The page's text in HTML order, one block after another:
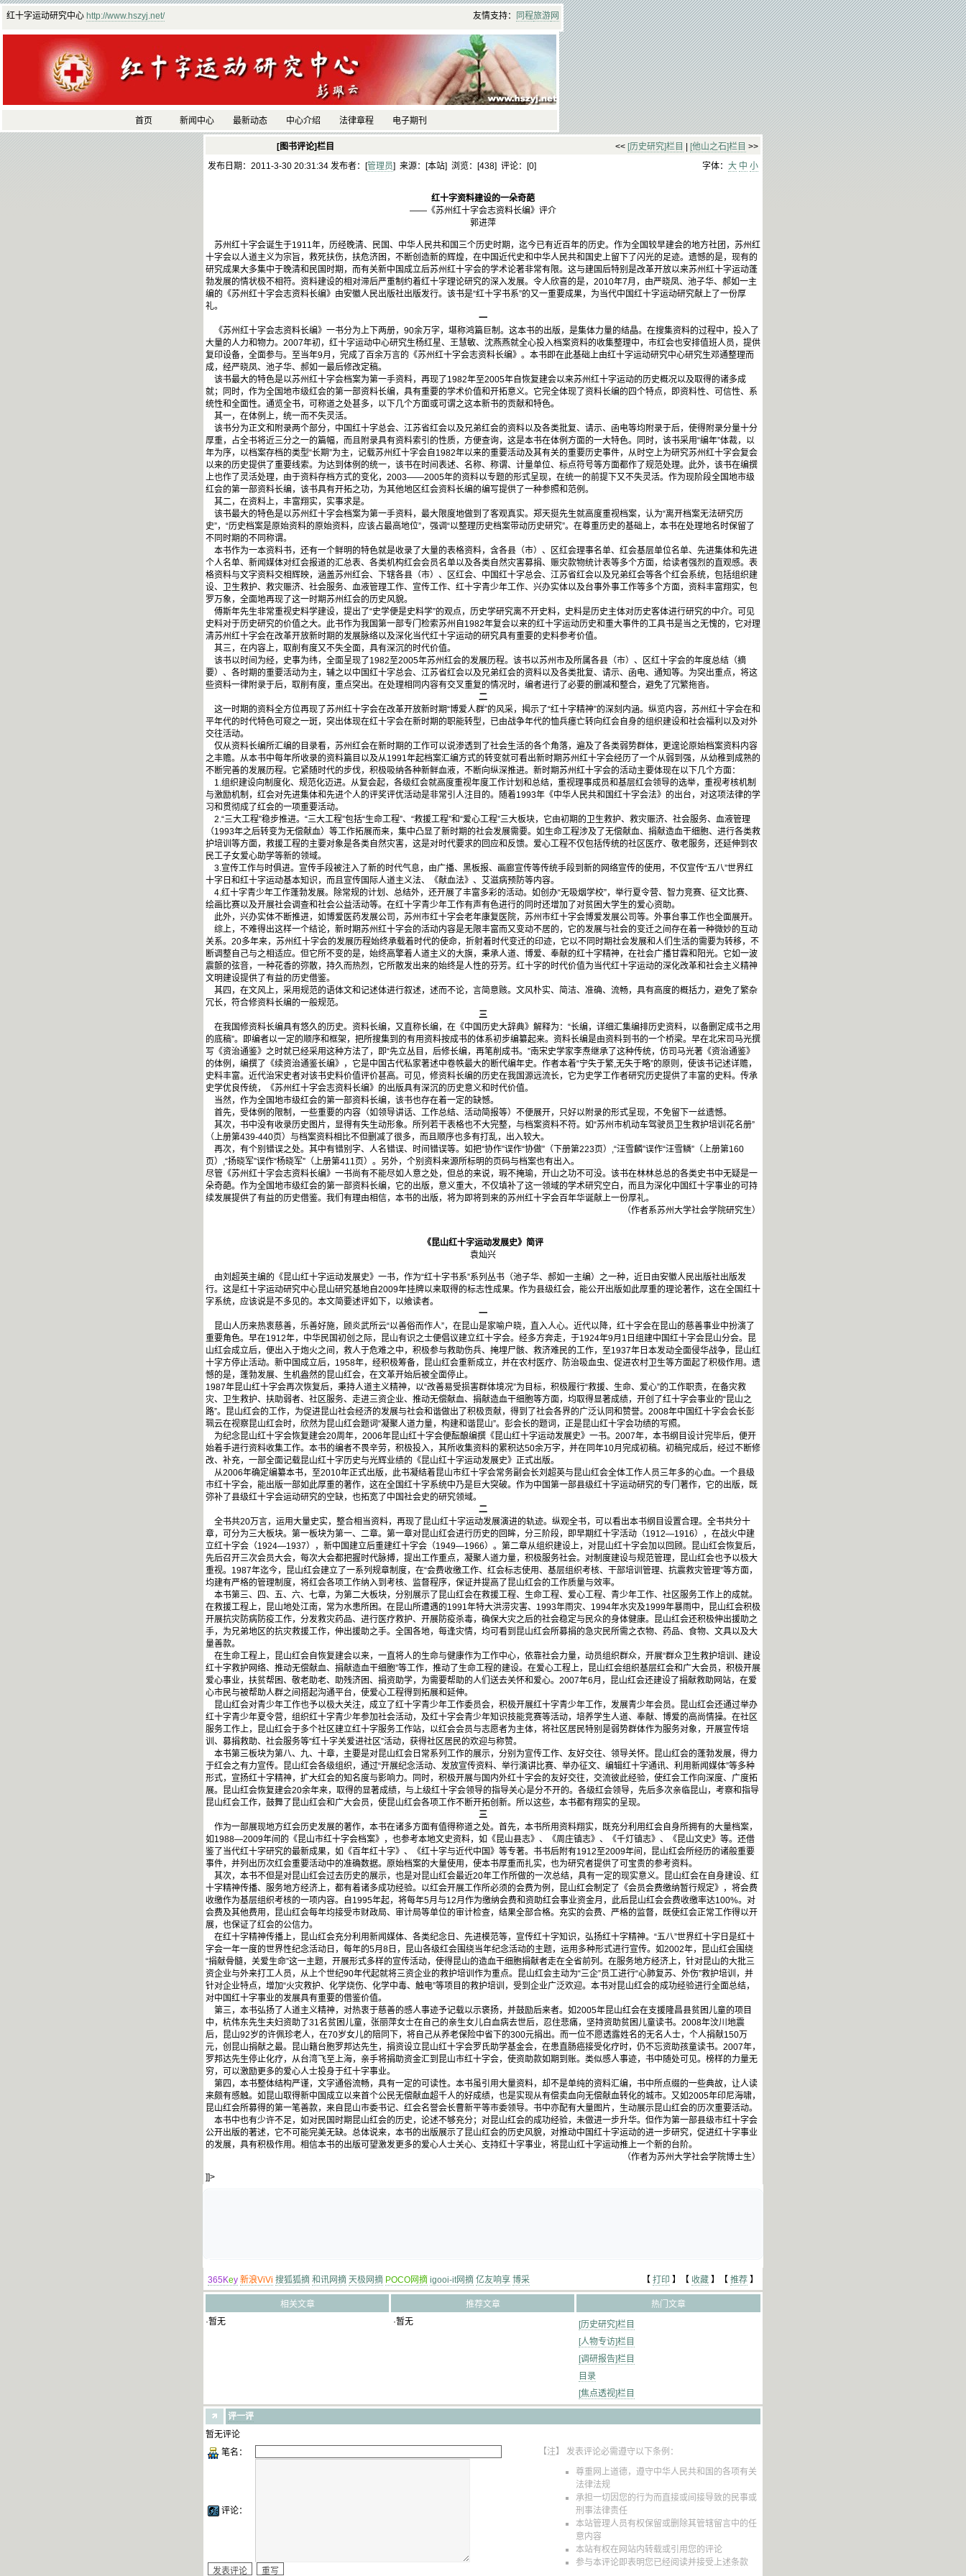
红十字运动研究中心 http://www.hszyj.net/ 友情支持： 同程旅游网
首页 新闻中心 最新动态 中心介绍 法律章程 电子期刊
[图书评论]栏目 << [历史研究]栏目 [他山之石]栏目 >>
发布日期：2011-3-30 20:31:34 发布者：[管理员] 来源：[本站] 浏览：[438] 评论：[0] 字体： 大 中 小
红十字资料建设的一朵奇葩
——《苏州红十字会志资料长编》评介
郭进萍
苏州红十字会诞生于1911年，历经晚清、民国、中华人民共和国三个历史时期，迄今已有近百年的历史。作为全国较早建会的地方社团，苏州红
十字会以人道主义为宗旨，救死扶伤，扶危济困，不断创造新的辉煌，在中国近代史和中华人民共和国史上留下了闪光的足迹。遗憾的是，现有的
研究成果大多集中于晚清和民国时期，而有关新中国成立后苏州红十字会的学术论著非常有限。这与建国后特别是改革开放以来苏州红十字运动蓬
勃发展的情状极不相符。资料建设的相对滞后严重制约着红十字理论研究的深入发展。令人欣喜的是，2010年7月，由严晓凤、池子华、郝如一主
编的《苏州红十字会志资料长编》由安徽人民出版社出版发行。该书是“红十字书系”的又一重要成果，为当代中国红十字运动研究献上了一份厚
礼。
一
《苏州红十字会志资料长编》一书分为上下两册，90余万字，堪称鸿篇巨制。这本书的出版，是集体力量的结晶。在搜集资料的过程中，投入了
大量的人力和物力。2007年初，红十字运动中心研究生杨红星、王慧敏、沈燕燕就全心投入档案资料的收集整理中，市红会也安排值班人员，提供
复印设备，全面参与。至当年9月，完成了百余万言的《苏州红十字会志资料长编》。本书即在此基础上由红十字运动研究中心研究生邓通整理而
成，经严晓凤、池子华、郝如一最后修改定稿。
该书最大的特色是以苏州红十字会档案为第一手资料，再现了1982年至2005年自恢复建会以来苏州红十字运动的历史概况以及取得的诸多成
就；同时，作为全国地市级红会的第一部资料长编，具有重要的学术价值和开拓意义。它完全体现了资料长编的四个特点，即资料性、可信性、系
统性和全面性。通览全书，可称道之处甚多，以下几个方面或可谓之这本新书的贡献和特色。
其一，在体例上，统一而不失灵活。
该书分为正文和附录两个部分，中国红十字总会、江苏省红会以及兄弟红会的资料以及各类批复、请示、函电等均附录于后，使得附录分量十分
厚重，占全书将近三分之一的篇幅，而且附录具有资料索引的性质，方便查询，这是本书在体例方面的一大特色。同时，该书采用“编年”体裁，以
年为序，以档案存档的类型“长期”为主，记载苏州红十字会自1982年以来的重要活动及其有关的重要历史事件，从时空上为研究苏州红十字会复会
以来的历史提供了重要线索。为达到体例的统一，该书在时间表述、名称、称谓、计量单位、标点符号等方面都作了规范处理。此外，该书在编撰
上也作了灵活处理，由于资料存档方式的变化，2003——2005年的资料以专题的形式呈现，在统一的前提下又不失灵活。作为现阶段全国地市级
红会的第一部资料长编，该书具有开拓之功，为其他地区红会资料长编的编写提供了一种参照和范例。
其二，在资料上，丰富翔实，实事求是。
该书最大的特色是以苏州红十字会档案为第一手资料，最大限度地做到了客观真实。郑天挺先生就高度重视档案，认为“离开档案无法研究历
史”，“历史档案是原始资料的原始资料，应该占最高地位”，强调“以整理历史档案带动历史研究”。在尊重历史的基础上，本书在处理地名时保留了
不同时期的不同称谓。
本书作为一本资料书，还有一个鲜明的特色就是收录了大量的表格资料，含各县（市）、区红会理事名单、红会基层单位名单、先进集体和先进
个人名单、新闻媒体对红会报道的汇总表、各类机构红会会员名单以及各类自然灾害募捐、赈灾款物统计表等多个方面，给读者强烈的直观感。表
格资料与文字资料交相辉映，涵盖苏州红会、下辖各县（市）、区红会、中国红十字总会、江苏省红会以及兄弟红会等各个红会系统，包括组织建
设、卫生救护、救灾赈济、社会服务、血液管理工作、宣传工作、红十字青少年工作、兴办实体以及台事外事工作等多个方面，资料丰富翔实，包
罗万象，全面地再现了这一时期苏州红会的历史风貌。
傅斯年先生非常重视史料学建设，提出了“史学便是史料学”的观点，历史学研究离不开史料，史料是历史主体对历史客体进行研究的中介。可见
史料对于历史研究的价值之大。此书作为我国第一部专门检索苏州自1982年复会以来的红十字运动历史和重大事件的工具书是当之无愧的，它对理
清苏州红十字会在改革开放新时期的发展脉络以及深化当代红十字运动的研究具有重要的史料参考价值。
其三，在内容上，取削有度又不失全面，具有深沉的时代价值。
该书以时间为经，史事为纬，全面呈现了1982至2005年苏州红会的发展历程。该书以苏州市及所属各县（市）、区红十字会的年度总结（摘
要）、各时期的重要活动为主，辅之以中国红十字总会、江苏省红会以及兄弟红会的资料以及各类批复、请示、函电、通知等。为突出重点，将这
些资料一律附录于后，取削有度，重点突出。在处理相同内容有交叉重复的情况时，编者进行了必要的删减和整合，避免了冗繁拖沓。
二
这一时期的资料全方位再现了苏州红十字会在改革开放新时期“博爱人群”的风采，揭示了“红十字精神”的深刻内涵。纵览内容，苏州红十字会在和
平年代的时代特色可窥之一斑，突出体现在红十字会在新时期的职能转型，已由战争年代的恤兵瘗亡转向红会自身的组织建设和社会福利以及对外
交往活动。
仅从资料长编所汇编的目录看，苏州红会在新时期的工作可以说渗透到了社会生活的各个角落，遍及了各类弱势群体，更遑论原始档案资料内容
之丰赡。从本书中每年所收录的资料篇目以及从1991年起档案汇编方式的转变就可看出新时期苏州红十字会经历了一个从弱到强，从幼稚到成熟的
不断完善的发展历程。它紧随时代的步伐，积极吸纳各种新鲜血液，不断向纵深推进。新时期苏州红十字会的活动主要体现在以下几个方面：
1.组织建设向制度化、规范化迈进。从复会起，各级红会就高度重视年度工作计划和总结，重视理事成员和基层红会领导的选举，重视考核机制
与激励机制，红会对先进集体和先进个人的评奖评优活动是非常引人注目的。随着1993年《中华人民共和国红十字会法》的出台，对这项法律的学
习和贯彻成了红会的一项重要活动。
2.“三大工程”稳步推进。“三大工程”包括“生命工程”、“救援工程”和“爱心工程”三大板块，它由初期的卫生救护、救灾赈济、社会服务、血液管理
（1993年之后转变为无偿献血）等工作拓展而来，集中凸显了新时期的社会发展需要。如生命工程涉及了无偿献血、捐献造血干细胞、进行各类救
护培训等方面，救援工程的主要对象是各类自然灾害，这是对时代要求的回应和反馈。爱心工程不仅包括传统的社区医疗、敬老服务，还延伸到农
民工子女爱心助学等新的领域。
3.宣传工作与时俱进。宣传手段被注入了新的时代气息，由广播、黑板报、画廊宣传等传统手段到新的网络宣传的使用，不仅宣传“五八”世界红
十字日和红十字运动基本知识，而且宣传国际人道主义法、《献血法》、艾滋病预防等内容。
4.红十字青少年工作蓬勃发展。除常规的计划、总结外，还开展了丰富多彩的活动。如创办“无吸烟学校”，举行夏令营、智力竞赛、征文比赛、
绘画比赛以及开展社会调查和社会公益活动等。在红十字青少年工作有声有色进行的同时还增加了对贫困大学生的爱心资助。
此外，兴办实体不断推进，如博爱医药发展公司，苏州市红十字会老年康复医院，苏州市红十字会博爱发展公司等。外事台事工作也全面展开。
综上，不难得出这样一个结论，新时期苏州红十字会的活动内容是无限丰富而又变动不居的，它的发展与社会的变迁之间存在着一种微妙的互动
关系。20多年来，苏州红十字会的发展历程始终承载着时代的使命，折射着时代变迁的印迹，它以不同时期社会发展和人们生活的需要为转移，不
断调整自己与之相适应。但它所不变的是，始终高擎着人道主义的大旗，秉承人道、博爱、奉献的红十字精神，在社会广播甘霖和阳光。它如一波
震颤的弦音，一种花香的弥散，持久而热烈，它所散发出来的始终是人性的芬芳。红十字的时代价值为当代红十字运动的深化改革和社会主义精神
文明建设提供了有益的历史借鉴。
其四，在文风上，采用规范的语体文和记述体进行叙述，述而不论，言简意赅。文风朴实、简洁、准确、流畅，具有高度的概括力，避免了繁杂
冗长，符合修资料长编的一般规范。
三
在我国修资料长编具有悠久的历史。资料长编，又直称长编，在《中国历史大辞典》解释为：“长编，详细汇集编排历史资料，以备删定成书之用
的底稿”。即编者以一定的顺序和框架，把所搜集到的有用资料按成书的体系初步编纂起来。资料长编是由资料到书的一个桥梁。早在北宋司马光撰
写《资治通鉴》之时就已经采用这种方法了，即“先立丛目，后修长编，再笔削成书。”南宋史学家李焘继承了这种传统，仿司马光著《资治通鉴》
的体例，编撰了《续资治通鉴长编》，它是中国古代私家著述中卷帙最大的断代编年史。作者本着“宁失于繁,无失于略”的原则，使该书记述详赡，
史料丰富。近代治宋史者对该书史料价值评价甚高。可见，修资料长编的历史在我国源远流长，它为史学工作者研究历史提供了丰富的史料。传承
史学优良传统，《苏州红十字会志资料长编》的出版具有深沉的历史意义和时代价值。
当然，作为全国地市级红会的第一部资料长编，该书也存在着一定的缺憾。
首先，受体例的限制，一些重要的内容（如领导讲话、工作总结、活动简报等）不便展开，只好以附录的形式呈现，不免留下一丝遗憾。
其次，书中没有收录历史图片，显得有失生动形象。所列若干表格也不大完整，与档案资料不符。如“苏州市机动车驾驶员卫生救护培训花名册”
（上册第439-440页）与档案资料相比不但删减了很多，而且顺序也多有打乱，出入较大。
再次，有个别错误之处。其中有错别字、人名错误、时间错误等。如把“协作”误作“协做”（下册第223页）,“汪雪麟”误作“汪雪鳞”（上册第160
页）,“扬晓军”误作“杨晓军”（上册第411页）。另外，个别资料来源所标明的页码与档案也有出入。
尽管《苏州红十字会志资料长编》一书尚有不能尽如人意之处，但总的来说，瑕不掩瑜，开山之功不可没。该书在林林总总的各类史书中无疑是一
朵奇葩。作为全国地市级红会的第一部资料长编，它的出版，意义重大，不仅填补了这一领域的学术研究空白，而且为深化中国红十字事业的可持
续发展提供了有益的历史借鉴。我们有理由相信，本书的出版，将为即将到来的苏州红十字会百年华诞献上一份厚礼。
（作者系苏州大学社会学院研究生）
《昆山红十字运动发展史》简评
袁灿兴
由刘超英主编的《昆山红十字运动发展史》一书，作为“红十字书系”系列丛书（池子华、郝如一主编）之一种，近日由安徽人民出版社出版发
行。这是红十字运动研究中心昆山研究基地自2009年挂牌以来取得的标志性成果。作为县级红会，能公开出版如此厚重的理论著作，这在全国红十
字系统，应该说是不多见的。本文简要述评如下，以飨读者。
一
昆山人历来热衷慈善，乐善好施，顾炎武所云“以善俗而作人”，在昆山是家喻户晓，直入人心。近代以降，红十字会在昆山的慈善事业中扮演了
重要角色。早在1912年，中华民国初创之际，昆山有识之士便倡议建立红十字会。经多方奔走，于1924年9月1日组建中国红十字会昆山分会。昆
山红会成立后，便出入于炮火之间，救人于危难之中，积极参与救助伤兵、掩埋尸骸、救济难民的工作，至1937年日本发动全面侵华战争，昆山红
十字方停止活动。新中国成立后，1958年，经积极筹备，昆山红会重新成立，并在农村医疗、防治吸血虫、促进农村卫生等方面起了积极作用。遗
憾的是，蓬勃发展、生机盎然的昆山红会，在文革开始后被全面停止。
1987年昆山红十字会再次恢复后，秉持人道主义精神，以“改善易受损害群体境况”为目标，积极履行“救援、生命、爱心”的工作职责，在备灾救
灾、卫生救护、扶助弱者、社区服务、走进三资企业、推动无偿献血、捐献造血干细胞等方面，均取得显著成绩，开创了红十字会事业的“昆山之
路”。昆山红会的工作，为促进昆山社会经济的发展与社会和谐做出了积极贡献，得到了社会各界的广泛认同和赞誉。2008年中国红十字会会长彭
珮云在视察昆山红会时，欣然为昆山红会题词“凝聚人道力量，构建和谐昆山”。彭会长的题词，正是昆山红十字会功绩的写照。
为纪念昆山红十字会恢复建会20周年，2006年昆山红十字会便酝酿编撰《昆山红十字运动发展史》一书。2007年，本书纲目设计完毕后，便开
始着手进行资料收集工作。本书的编者不畏辛劳，积极投入，其所收集资料的累积达50余万字，并在同年10月完成初稿。初稿完成后，经过不断修
改、补充，一部全面记载昆山红十字历史与光辉业绩的《昆山红十字运动发展史》正式出版。
从2006年确定编纂本书，至2010年正式出版，此书凝结着昆山市红十字会常务副会长刘超英与昆山红会全体工作人员三年多的心血。一个县级
市红十字会，能出版一部如此厚重的著作，这在全国红十字系统中乃是巨大突破。作为中国第一部县级红十字运动研究的专门著作，它的出版，既
弥补了县级红十字会运动研究的空缺，也拓宽了中国社会史的研究领域。
二
全书共20万言，运用大量史实，整合相当资料，再现了昆山红十字运动发展演进的轨迹。纵观全书，可以看出本书纲目设置合理。全书共分十
章，可分为三大板块。第一板块为第一、二章。第一章对昆山红会进行历史的回眸，分三阶段，即早期红十字活动（1912—1916），在战火中建
立红十字会（1924—1937），新中国建立后重建红十字会（1949—1966）。第二章从组织建设上，对昆山红十字会加以回顾。昆山红会恢复后，
先后召开三次会员大会，每次大会都把握时代脉搏，提出工作重点，凝聚人道力量，积极服务社会。对制度建设与规范管理，昆山红会也予以极大
重视。1987年迄今，昆山红会建立了一系列规章制度，在“会费收缴工作、红会标志使用、基层组织考核、干部培训管理、抗震救灾管理”等方面，
均建有严格的管理制度，将红会各项工作纳入到考核、监督程序，保证并提高了昆山红会的工作质量与效率。
本书第三、四、五、六、七章，为第二大板块，分别展示了昆山红会在救援工程、生命工程、爱心工程、青少年工作、社区服务工作上的成就。
在救援工程上，昆山地处江南，常为水患所困。在昆山所遭遇的1991年特大洪涝灾害、1993年雨灾、1994年水灾及1999年暴雨中，昆山红会积极
开展抗灾防病防疫工作，分发救灾药品、进行医疗救护、开展防疫杀毒，确保大灾之后的社会稳定与民众的身体健康。昆山红会还积极伸出援助之
手，为兄弟地区的抗灾救援工作，伸出援助之手。全国各地，每逢灾情，均可看到昆山红会所募捐的急灾民所需之衣物、药品、食物、文具以及大
量善款。
在生命工程上，昆山红会自恢复建会以来，一直将人的生命与健康作为工作中心，依靠社会力量，动员组织群众，开展“群众卫生救护培训、建设
红十字救护网络、推动无偿献血、捐献造血干细胞”等工作，推动了生命工程的建设。在爱心工程上，昆山红会组织基层红会和广大会员，积极开展
爱心事业，扶贫帮困、敬老助老、助残济困、捐资助学，为需要帮助的人们送去关怀和爱心。2007年6月，昆山红会还建设了捐献救助网站，在爱
心市民与被帮助人群之间搭起沟通平台，使爱心工程得到拓展和延伸。
昆山红会对青少年工作也予以极大关注，成立了红十字青少年工作委员会，积极开展红十字青少年工作，发展青少年会员。昆山红会还通过举办
红十字青少年夏令营，组织红十字青少年参加社会活动，及红十字会青少年知识技能竞赛等活动，培养学生人道、奉献、博爱的高尚情操。在社区
服务工作上，昆山红会于多个社区建立红十字服务工作站，以红会会员与志愿者为主体，将社区居民特别是弱势群体作为服务对象，开展宣传培
训、募捐救助、社会服务等“红十字关爱进社区”活动，获得社区居民的欢迎与称赞。
本书第三板块为第八、九、十章，主要是对昆山红会日常系列工作的展示，分别为宣传工作、友好交往、领导关怀。昆山红会的蓬勃发展，得力
于红会之有力宣传。昆山红会各级组织，通过“开展纪念活动、发放宣传资料、举行演讲比赛、举办征文、编辑红十字通讯、利用新闻媒体”等多种
形式，宣扬红十字精神，扩大红会的知名度与影响力。同时，积极开展与国内外红十字会的友好交往，交流彼此经验，使红会工作向深度、广度拓
展。昆山红会恢复建会20余年来，取得的显著成绩，与上级红十字会领导的指导关心是分不开的。各级红会领导，先后多次亲临昆山，考察和指导
昆山红会工作，鼓舞了昆山红会和广大会员，使昆山红会各项工作不断开拓创新。所以这些，本书都有翔实的呈现。
三
作为一部展现地方红会历史发展的著作，本书在诸多方面有值得称道之处。首先，本书所用资料翔实，既充分利用红会自身所拥有的大量档案，
如1988—2009年间的《昆山市红十字会档案》，也参考本地文史资料，如《昆山县志》、《周庄镇志》、《千灯镇志》、《昆山文史》等。还借
鉴了当代红十字研究的最新成果，如《百年红十字》、《红十字与近代中国》等专著。书书后附有1912至2009年间，昆山红会所经历的诸般重要
事件，并列出历次红会重要活动中的准确数据。原始档案的大量使用，使本书厚重而扎实，也为研究者提供了可宝贵的参考资料。
其次，本书不但是对昆山红会过去历史的展示，也是对昆山红会最近20年工作所做的一次总结，具有一定的现实意义。昆山红会在自身建设、红
十字精神传播、服务地方经济上，都有着诸多成功经验。以红会开展工作所必须的会费为例，昆山红会制定了《会员会费缴纳暂行规定》，将会费
收缴作为基层组织考核的一项内容。自1995年起，将每年5月与12月作为缴纳会费和资助红会事业资金月，此后昆山红会会费收缴率达100%。对
会费及其他费用，昆山红会每年均接受市财政局、审计局等单位的审计检查，结果全部合格。充实的会费、严格的监督，既使红会正常工作得以开
展，也保证了红会的公信力。
在红十字精神传播上，昆山红会充分利用新闻媒体、各类纪念日、先进模范等，宣传红十字知识，弘扬红十字精神。“五八”世界红十字日是红十
字会一年一度的世界性纪念活动日，每年的5月8日，昆山各级红会围绕当年纪念活动的主题，运用多种形式进行宣传。如2002年，昆山红会围绕
“捐献骨髓，关爱生命”这一主题，开展形式多样的宣传活动，使得昆山的造血干细胞捐献者走在全省前列。在服务地方经济上，针对昆山的大批三
资企业与外来打工人员，从上个世纪90年代起就将三资企业的救护培训作为重点。昆山红会主动为“三企”员工进行“心肺复苏、外伤”救护培训，并
针对企业特点，增加“火灾救护、化学烧伤、化学中毒、触电”等项目的救护培训，受到企业广泛欢迎。本书对昆山红会的成功经验进行全面总结，
对中国红十字事业的发展具有重要的借鉴价值。
第三，本书弘扬了人道主义精神，对热衷于慈善的感人事迹予记载以示褒扬，并鼓励后来者。如2005年昆山红会在支援隆昌县贫困儿童的项目
中，杭伟东先生夫妇资助了31名贫困儿童，张丽萍女士在自己的亲生女儿白血病去世后，忍住悲痛，坚持资助贫困儿童读书。2008年汶川地震
后，昆山92岁的许佩珍老人，在70岁女儿的陪同下，将自己从养老保险中省下的300元捐出。而一位不愿透露姓名的无名人士，个人捐献150万
元，创昆山捐献之最。昆山籍台胞罗邦达先生，捐资设立昆山红十字会罗氏助学基金会，在患直肠癌接受化疗时，仍不忘资助孩童读书。2007年，
罗邦达先生停止化疗，从台湾飞至上海，亲手将捐助资金汇到昆山市红十字会，使资助款如期到账。类似感人事迹，书中随处可见。榜样的力量无
穷，可以激励更多的爱心人士投身于红十字事业。
第四，本书整体结构严谨，文字通俗流畅，具有一定的可读性。本书虽引用大量资料，却不是单纯的资料汇编，书中所点缀的一些典故，让人读
来颇有感触。如昆山取得新中国成立以来首个公民无偿献血超千人的好成绩，也是实现从有偿卖血向无偿献血转化的城市。又如2005年印尼海啸，
昆山红会所募得的第一笔善款，来自昆山市委书记、红会名誉会长曹新平等市委领导。书中亦配有大量图片，生动展示昆山红会的历次重要活动。
本书中也有少许不足，如对民国时期昆山红会的历史，论述不够充分；对昆山红会的成功经验，未做进一步升华。但作为第一部县级市红十字会
公开出版的著述，它不可能完美无缺。总体说来，本书的出版展示了昆山红会的历史风貌，对推动中国红十字运动的进一步研究，促进红十字事业
的发展，具有积极作用。相信本书的出版可望激发更多的爱心人士关心、支持红十字事业，将昆山红十字运动推上一个新的台阶。
（作者为苏州大学社会学院博士生）
]]>
365Key 新浪ViVi 搜狐狐摘 和讯网摘 天极网摘 POCO网摘 igooi-it网摘 亿友响享 博采 【 打印 】【 收藏 】【 推荐 】
相关文章 推荐文章
热门文章
·暂无
·暂无
[历史研究]栏目
[人物专访]栏目
[调研报告]栏目
目录
[焦点透视]栏目
评一评
暂无评论
笔名：
评论：
【注】 发表评论必需遵守以下条例：
尊重网上道德，遵守中华人民共和国的各项有关
法律法规
承担一切因您的行为而直接或间接导致的民事或
刑事法律责任
本站管理人员有权保留或删除其管辖留言中的任
意内容
本站有权在网站内转载或引用您的评论
参与本评论即表明您已经阅读并接受上述条款